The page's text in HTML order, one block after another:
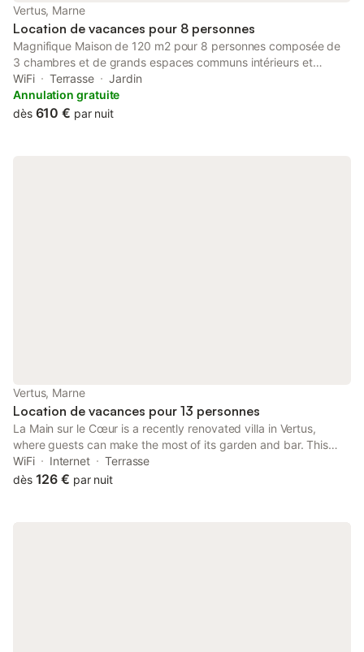
Vertus, Marne
Location de vacances pour 8 personnes
Magnifique Maison de 120 m2 pour 8 personnes composée de
3 chambres et de grands espaces communs intérieurs et
extérieurs. Vue splendide sur les vignes et le village depuis
toutes les chambres et Salon, SAM et des vastes Terrasses.
WiFi Terrasse
Jardin
Annulation gratuite
dès 610 € par nuit
Vertus, Marne
Location de vacances pour 13 personnes
La Main sur le Cœur is a recently renovated villa in Vertus,
where guests can make the most of its garden and bar. This
villa provides free private parking, a shared kitchen and free
WiFi.
WiFi Internet
Terrasse
dès 126 € par nuit